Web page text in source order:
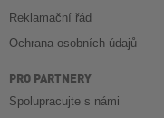
Reklamační řád
Ochrana osobních údajů
PRO PARTNERY
Spolupracujte s námi